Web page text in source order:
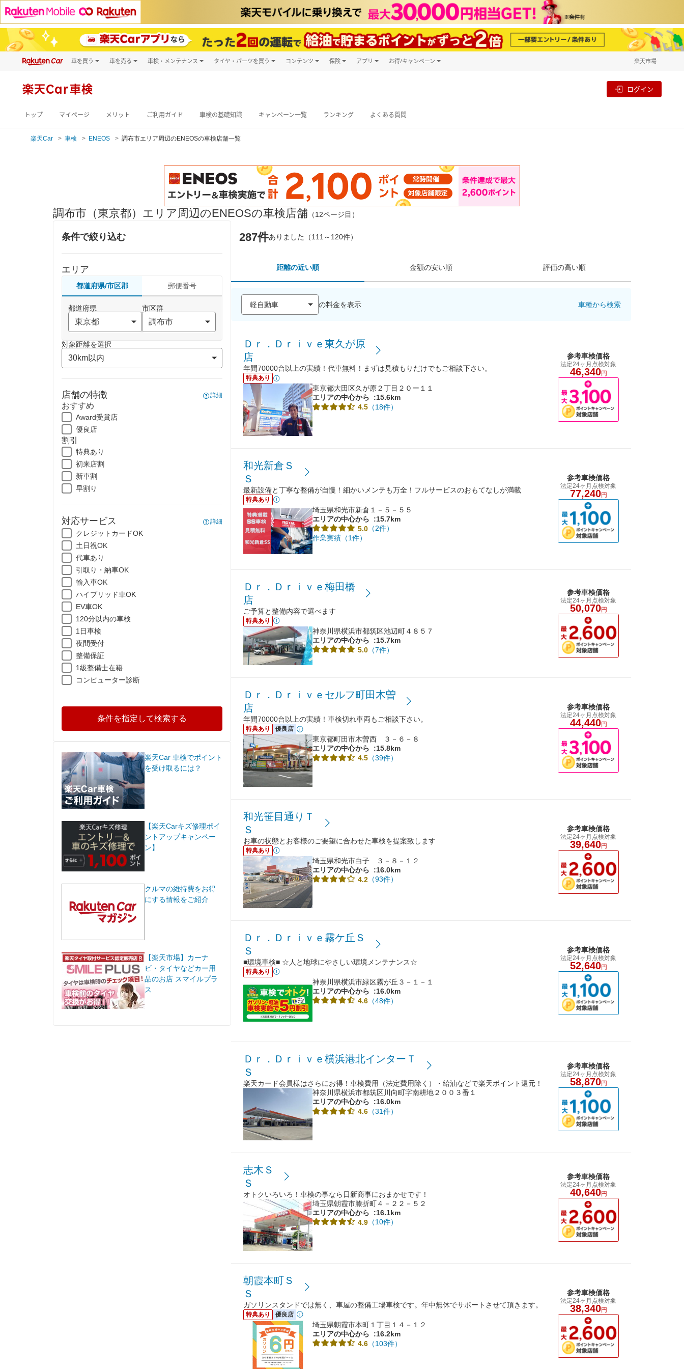
車を買う
新車
車を売る 車検・メンテナンス タイヤ・パーツを買う コンテンツ 保険 アプリ お得/キャンペーン 楽天市場
楽天Car車検 ログイン
トップ マイページ メリット ご利用ガイド 車検の基礎知識 キャンペーン一覧 ランキング よくある質問
楽天Car 車検 ENEOS 調布市エリア周辺のENEOSの車検店舗一覧
調布市（東京都）エリア周辺のENEOSの車検店舗 （12ページ目）
条件で絞り込む
エリア
都道府県/市区郡 郵便番号
都道府県 市区群
対象距離を選択
店舗の特徴 詳細
おすすめ
Award受賞店
優良店
割引
特典あり
初来店割
新車割
早割り
対応サービス 詳細
クレジットカードOK
土日祝OK
代車あり
引取り・納車OK
輸入車OK
ハイブリッド車OK
EV車OK
120分以内の車検
1日車検
夜間受付
整備保証
1級整備士在籍
コンピューター診断
条件を指定して検索する
楽天Car 車検でポイント
を受け取るには？
【楽天Carキズ修理ポイ
ントアップキャンペー
ン】
クルマの維持費をお得
にする情報をご紹介
【楽天市場】カーナ
ビ・タイヤなどカー用
品のお店 スマイルプラ
ス
287件ありました（111～120件）
距離の近い順 金額の安い順 評価の高い順
の料金を表示 車種から検索
Ｄｒ．Ｄｒｉｖｅ東久が原
店
年間70000台以上の実績！代車無料！まずは見積もりだけでもご相談下さい。
特典あり
東京都大田区久が原２丁目２０ー１１
エリアの中心から
:15.6km
4.5 （18件）
参考車検価格
法定24ヶ月点検対象
46,340円
和光新倉Ｓ
Ｓ
最新設備と丁寧な整備が自慢！細かいメンテも万全！フルサービスのおもてなしが満載
特典あり
埼玉県和光市新倉１－５－５５
エリアの中心から
:15.7km
5.0 （2件）
作業実績（1件）
参考車検価格
法定24ヶ月点検対象
77,240円
Ｄｒ．Ｄｒｉｖｅ梅田橋
店
ご予算と整備内容で選べます
特典あり
神奈川県横浜市都筑区池辺町４８５７
エリアの中心から
:15.7km
5.0 （7件）
参考車検価格
法定24ヶ月点検対象
50,070円
Ｄｒ．Ｄｒｉｖｅセルフ町田木曽
店
年間70000台以上の実績！車検切れ車両もご相談下さい。
特典あり 優良店
東京都町田市木曽西 ３－６－８
エリアの中心から
:15.8km
4.5 （39件）
参考車検価格
法定24ヶ月点検対象
44,440円
和光笹目通りＴ
Ｓ
お車の状態とお客様のご要望に合わせた車検を提案致します
特典あり
埼玉県和光市白子 ３－８－１２
エリアの中心から
:16.0km
4.2 （93件）
参考車検価格
法定24ヶ月点検対象
39,640円
Ｄｒ．Ｄｒｉｖｅ霧ケ丘Ｓ
Ｓ
■環境車検■ ☆人と地球にやさしい環境メンテナンス☆
特典あり
神奈川県横浜市緑区霧が丘３－１－１
エリアの中心から
:16.0km
4.6 （48件）
参考車検価格
法定24ヶ月点検対象
52,640円
Ｄｒ．Ｄｒｉｖｅ横浜港北インターＴ
Ｓ
楽天カード会員様はさらにお得！車検費用（法定費用除く）・給油などで楽天ポイント還元！
神奈川県横浜市都筑区川向町字南耕地２００３番１
エリアの中心から
:16.0km
4.6 （31件）
参考車検価格
法定24ヶ月点検対象
58,870円
志木Ｓ
Ｓ
オトクいろいろ！車検の事なら日新商事におまかせです！
埼玉県朝霞市膝折町４－２２－５２
エリアの中心から
:16.1km
4.9 （10件）
参考車検価格
法定24ヶ月点検対象
40,640円
朝霞本町Ｓ
Ｓ
ガソリンスタンドでは無く、車屋の整備工場車検です。年中無休でサポートさせて頂きます。
特典あり 優良店
埼玉県朝霞市本町１丁目１４－１２
エリアの中心から
:16.2km
4.6 （103件）
参考車検価格
法定24ヶ月点検対象
38,340円